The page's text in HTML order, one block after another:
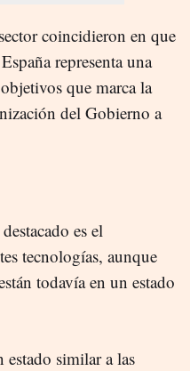
coincidieron en que
representa una
que marca la
del Gobierno a
es el
tecnologías, aunque
todavía en un estado
estado similar a las